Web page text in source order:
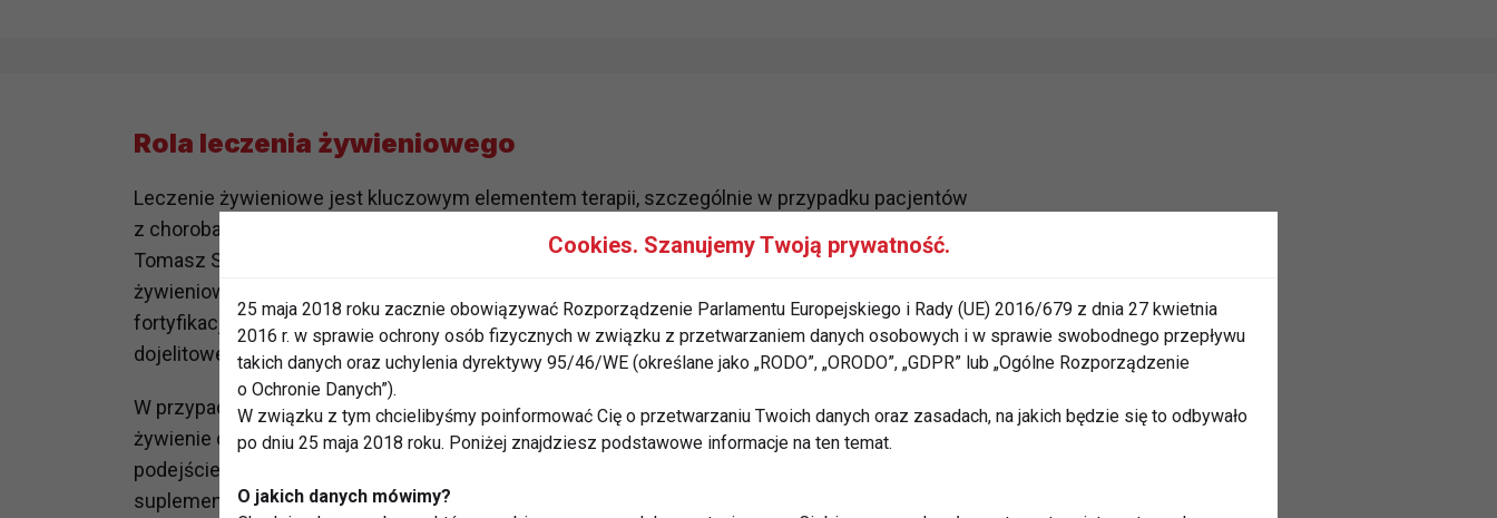
Rola leczenia żywieniowego
Leczenie żywieniowe jest kluczowym elementem terapii, szczególnie w przypadku pacjentów
z chorobami przewlekłymi, onkologicznymi czy w stanach pooperacyjnych. Jak podkreśla
Tomasz Szwarc z Organizacji Rozwoju Leczenia Żywieniowego, bez odpowiedniego wsparcia
żywieniowego trudno mówić o skutecznym leczeniu innych schorzeń. Obejmuje ono m.in.
fortyfikację diety, suplementację diety za pomocą Oral Nutrition Support (ONS), żywienie
dojelitowe i pozajelitowe.
W przypadku pacjentów, którzy nie mogą przyjmować pokarmów doustnie, stosuje się
żywienie dojelitowe lub pozajelitowe jako uzupełniające lub całkowite wsparcie. Takie
podejście jest refundowane w ramach opieki szpitalnej oraz długoterminowej, jednak
suplementacja ONS nadal nie jest objęta refundacją.
Cookies. Szanujemy Twoją prywatność.
25 maja 2018 roku zacznie obowiązywać Rozporządzenie Parlamentu Europejskiego i Rady (UE) 2016/679 z dnia 27 kwietnia
2016 r. w sprawie ochrony osób fizycznych w związku z przetwarzaniem danych osobowych i w sprawie swobodnego przepływu
takich danych oraz uchylenia dyrektywy 95/46/WE (określane jako „RODO”, „ORODO”, „GDPR” lub „Ogólne Rozporządzenie
o Ochronie Danych”).
W związku z tym chcielibyśmy poinformować Cię o przetwarzaniu Twoich danych oraz zasadach, na jakich będzie się to odbywało
po dniu 25 maja 2018 roku. Poniżej znajdziesz podstawowe informacje na ten temat.
O jakich danych mówimy?